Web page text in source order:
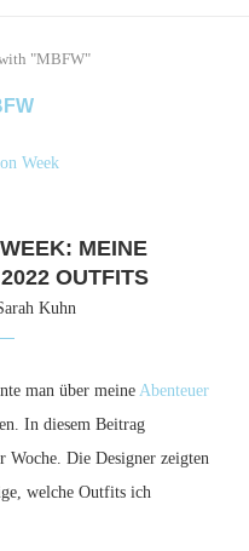
"MBFW"
MEINE
OUTFITS
Kuhn
man über meine Abenteuer
In diesem Beitrag
Woche. Die Designer zeigten
welche Outfits ich